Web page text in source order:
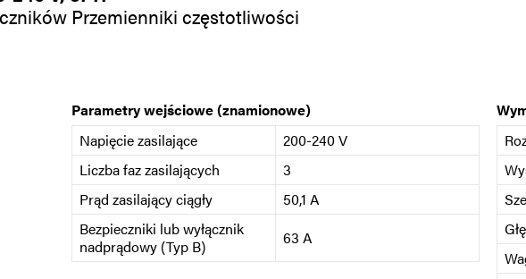
Przemienniki częstotliwości
Parametry wejściowe (znamionowe)
Napięcie zasilające
200-240 V
Liczba faz zasilających
3
Prąd zasilający ciągły
50,1 A
Bezpieczniki lub wyłącznik
nadprądowy (Typ B)
63 A